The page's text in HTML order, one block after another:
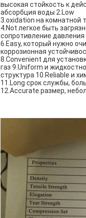
высокая стойкость к
абсорбция воды 2.Low
3.oxidation на комнатной
4.Not легкое быть
сопротивление давления
6.Easy, который нужно
коррозионная
8.Convenient для
газ 9.Uniform и
структура 10.Reliable и
11.Long срок службы,
12.Accurate размер,